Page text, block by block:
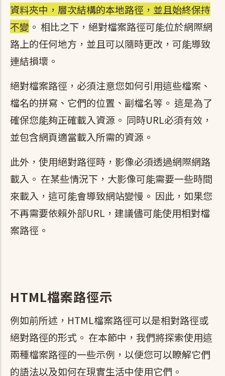
資料夾中，層次結構的本地路徑，並且始終保持
不變 。 相比之下，絕對檔案路徑可能位於網際網
路上的任何地方，並且可以隨時更改，可能導致
連結損壞。
絕對檔案路徑，必須注意您如何引用這些檔案、
檔名的拼寫、它們的位置、副檔名等。 這是為了
確保您能夠正確載入資源。 同時URL必須有效，
並包含網頁適當載入所需的資源。
此外，使用絕對路徑時，影像必須透過網際網路
載入。 在某些情況下，大影像可能需要一些時間
來載入，這可能會導致網站變慢。 因此，如果您
不再需要依賴外部URL，建議儘可能使用相對檔
案路徑。
HTML檔案路徑示
例如前所述，HTML檔案路徑可以是相對路徑或
絕對路徑的形式。 在本節中，我們將探索使用這
兩種檔案路徑的一些示例，以便您可以瞭解它們
的語法以及如何在現實生活中使用它們。